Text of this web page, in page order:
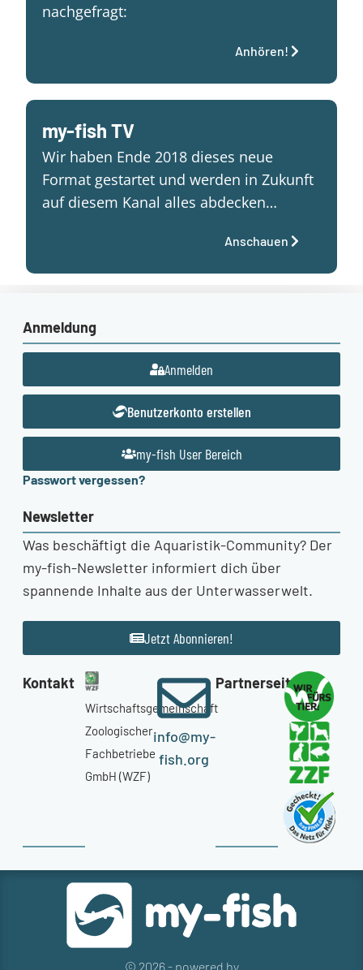
nachgefragt:
Anhören!
my-fish TV
Wir haben Ende 2018 dieses neue
Format gestartet und werden in Zukunft
auf diesem Kanal alles abdecken…
Anschauen
Anmeldung
Anmelden
Benutzerkonto erstellen
my-fish User Bereich
Passwort vergessen?
Newsletter
Was beschäftigt die Aquaristik-Community? Der
my-fish-Newsletter informiert dich über
spannende Inhalte aus der Unterwasserwelt.
Jetzt Abonnieren!
Kontakt
Wirtschaftsgemeinschaft
Zoologischer
Fachbetriebe
GmbH (WZF)
info@my-
fish.org
Partnerseiten
© 2026 - powered by